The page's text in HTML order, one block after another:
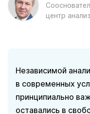
центр
Независимой
в современных
принципиально
оставались в